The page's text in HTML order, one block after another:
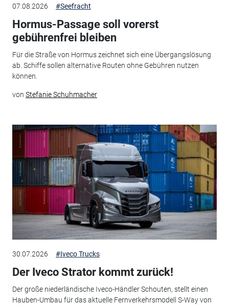
07.08.2026 #Seefracht
Hormus-Passage soll vorerst
gebührenfrei bleiben
Für die Straße von Hormus zeichnet sich eine Übergangslösung
ab. Schiffe sollen alternative Routen ohne Gebühren nutzen
können.
von Stefanie Schuhmacher
30.07.2026 #Iveco Trucks
Der Iveco Strator kommt zurück!
Der große niederländische Iveco-Händler Schouten, stellt einen
Hauben-Umbau für das aktuelle Fernverkehrsmodell S-Way von